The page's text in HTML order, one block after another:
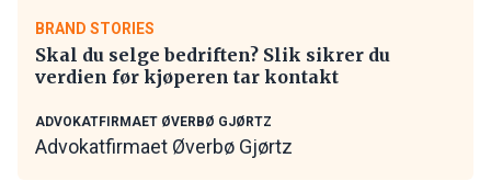
BRAND STORIES
Skal du selge bedriften? Slik sikrer du
verdien før kjøperen tar kontakt
ADVOKATFIRMAET ØVERBØ GJØRTZ
Advokatfirmaet Øverbø Gjørtz